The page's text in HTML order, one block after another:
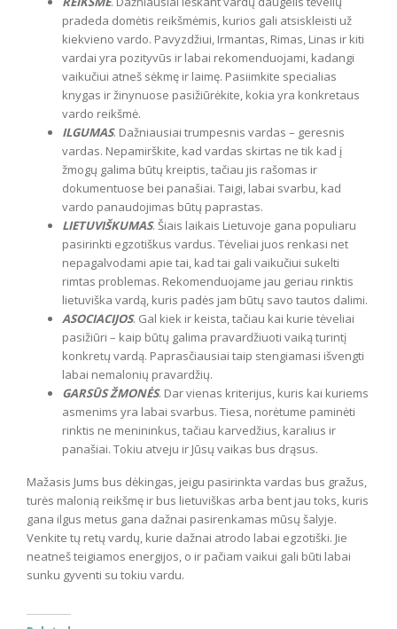
pradeda domėtis reikšmėmis, kurios gali atsiskleisti už
kiekvieno vardo. Pavyzdžiui, Irmantas, Rimas, Linas ir kiti
vardai yra pozityvūs ir labai rekomenduojami, kadangi
vaikučiui atneš sėkmę ir laimę. Pasiimkite specialias
knygas ir žinynuose pasižiūrėkite, kokia yra konkretaus
vardo reikšmė.
ILGUMAS. Dažniausiai trumpesnis vardas – geresnis
vardas. Nepamirškite, kad vardas skirtas ne tik kad į
žmogų galima būtų kreiptis, tačiau jis rašomas ir
dokumentuose bei panašiai. Taigi, labai svarbu, kad
vardo panaudojimas būtų paprastas.
LIETUVIŠKUMAS. Šiais laikais Lietuvoje gana populiaru
pasirinkti egzotiškus vardus. Tėveliai juos renkasi net
nepagalvodami apie tai, kad tai gali vaikučiui sukelti
rimtas problemas. Rekomenduojame jau geriau rinktis
lietuviška vardą, kuris padės jam būtų savo tautos dalimi.
ASOCIACIJOS. Gal kiek ir keista, tačiau kai kurie tėveliai
pasižiūri – kaip būtų galima pravardžiuoti vaiką turintį
konkretų vardą. Paprasčiausiai taip stengiamasi išvengti
labai nemalonių pravardžių.
GARSŪS ŽMONĖS. Dar vienas kriterijus, kuris kai kuriems
asmenims yra labai svarbus. Tiesa, norėtume paminėti
rinktis ne menininkus, tačiau karvedžius, karalius ir
panašiai. Tokiu atveju ir Jūsų vaikas bus drąsus.
Mažasis Jums bus dėkingas, jeigu pasirinkta vardas bus gražus,
turės malonią reikšmę ir bus lietuviškas arba bent jau toks, kuris
gana ilgus metus gana dažnai pasirenkamas mūsų šalyje.
Venkite tų retų vardų, kurie dažnai atrodo labai egzotiški. Jie
neatneš teigiamos energijos, o ir pačiam vaikui gali būti labai
sunku gyventi su tokiu vardu.